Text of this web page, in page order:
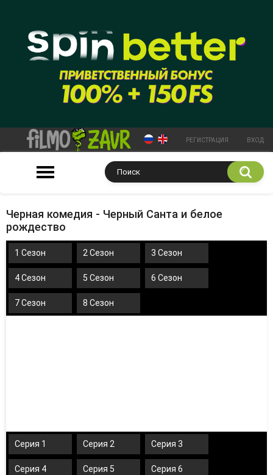
РЕГИСТРАЦИЯ ВХОД
Черная комедия - Черный Санта и белое
рождество
1 Сезон 2 Сезон 3 Сезон
4 Сезон 5 Сезон 6 Сезон
7 Сезон 8 Сезон
Серия 1 Серия 2 Серия 3
Серия 4 Серия 5 Серия 6